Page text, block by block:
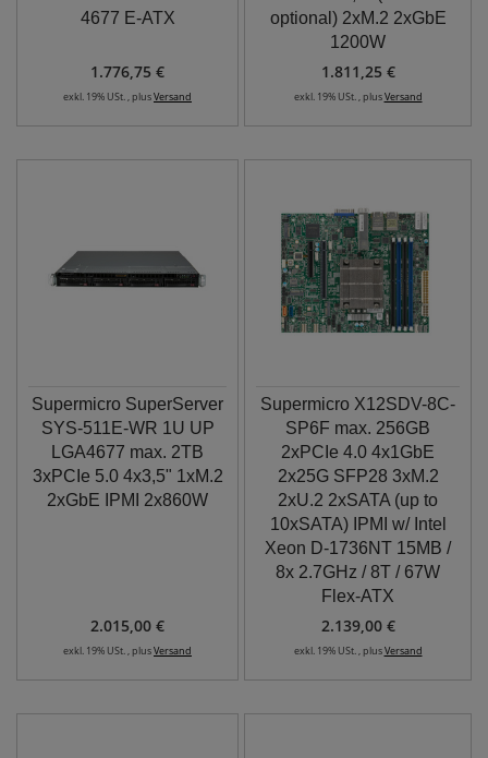
4677 E-ATX
1.776,75 €
exkl. 19% USt. , plusVersand
optional) 2xM.2 2xGbE
1200W
1.811,25 €
exkl. 19% USt. , plusVersand
Supermicro SuperServer
SYS-511E-WR 1U UP
LGA4677 max. 2TB
3xPCIe 5.0 4x3,5" 1xM.2
2xGbE IPMI 2x860W
2.015,00 €
exkl. 19% USt. , plusVersand
Supermicro X12SDV-8C-
SP6F max. 256GB
2xPCIe 4.0 4x1GbE
2x25G SFP28 3xM.2
2xU.2 2xSATA (up to
10xSATA) IPMI w/ Intel
Xeon D-1736NT 15MB /
8x 2.7GHz / 8T / 67W
Flex-ATX
2.139,00 €
exkl. 19% USt. , plusVersand